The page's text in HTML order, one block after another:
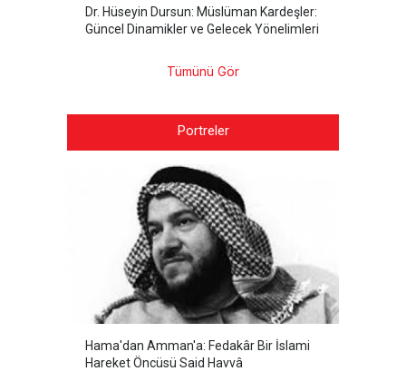
Dr. Hüseyin Dursun: Müslüman Kardeşler:
Güncel Dinamikler ve Gelecek Yönelimleri
Tümünü Gör
Portreler
Hama'dan Amman'a: Fedakâr Bir İslami
Hareket Öncüsü Said Havvâ